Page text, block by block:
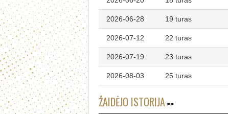
2026-06-28 19 turas
2026-07-12 22 turas
2026-07-19 23 turas
2026-08-03 25 turas
ŽAIDĖJO ISTORIJA